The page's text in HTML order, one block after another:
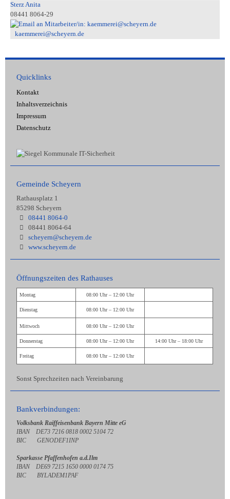
Sterz Anita
08441 8064-29
kaemmerei@scheyern.de
Quicklinks
Kontakt
Inhaltsverzeichnis
Impressum
Datenschutz
Gemeinde Scheyern
Rathausplatz 1
85298 Scheyern
08441 8064-0
08441 8064-64
scheyern@scheyern.de
www.scheyern.de
Öffnungszeiten des Rathauses
Montag 08:00 Uhr – 12:00 Uhr
Dienstag 08:00 Uhr – 12:00 Uhr
Mittwoch 08:00 Uhr – 12:00 Uhr
Donnerstag 08:00 Uhr – 12:00 Uhr 14:00 Uhr – 18:00 Uhr
Freitag 08:00 Uhr – 12:00 Uhr
Sonst Sprechzeiten nach Vereinbarung
Bankverbindungen:
Volksbank Raiffeisenbank Bayern Mitte eG
IBAN DE73 7216 0818 0002 5104 72
BIC GENODEF1INP
Sparkasse Pfaffenhofen a.d.Ilm
IBAN DE69 7215 1650 0000 0174 75
BIC BYLADEM1PAF